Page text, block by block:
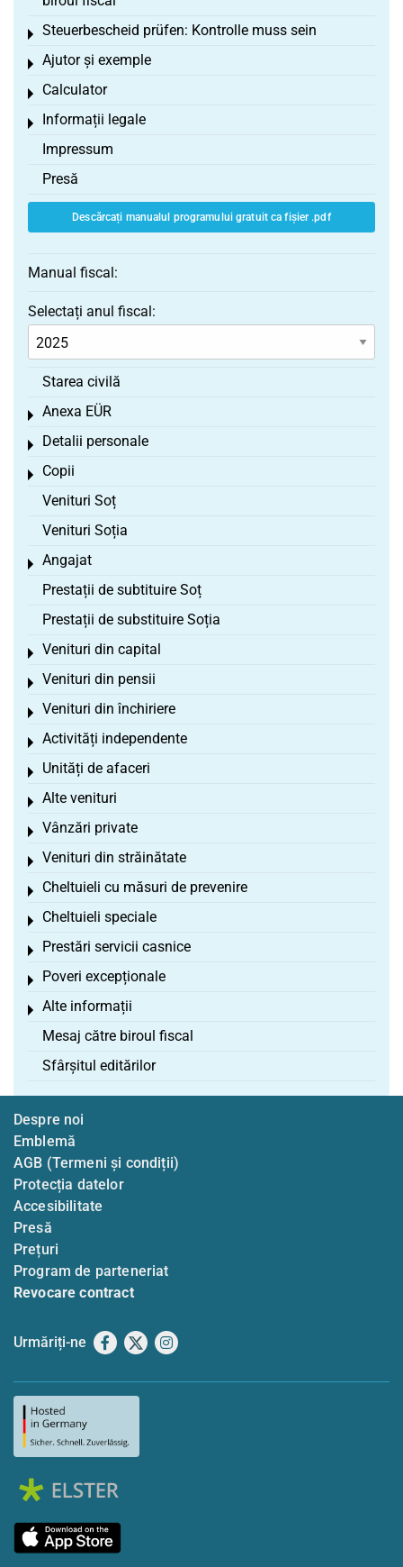
Steuerbescheid prüfen: Kontrolle muss sein
Toggle menu
Ajutor și exemple
Toggle menu
Calculator
Toggle menu
Informații legale
Toggle menu
Impressum
Presă
Descărcați manualul programului gratuit ca fișier .pdf
Manual fiscal:
Selectați anul fiscal:
Starea civilă
Anexa EÜR
Toggle menu
Detalii personale
Toggle menu
Copii
Toggle menu
Venituri Soț
Venituri Soția
Angajat
Toggle menu
Prestații de subtituire Soț
Prestații de substituire Soția
Venituri din capital
Toggle menu
Venituri din pensii
Toggle menu
Venituri din închiriere
Toggle menu
Activități independente
Toggle menu
Unități de afaceri
Toggle menu
Alte venituri
Toggle menu
Vânzări private
Toggle menu
Venituri din străinătate
Toggle menu
Cheltuieli cu măsuri de prevenire
Toggle menu
Cheltuieli speciale
Toggle menu
Prestări servicii casnice
Toggle menu
Poveri excepționale
Toggle menu
Alte informații
Toggle menu
Mesaj către biroul fiscal
Sfârșitul editărilor
Despre noi
Emblemă
AGB (Termeni și condiții)
Protecția datelor
Accesibilitate
Presă
Prețuri
Program de parteneriat
Revocare contract
Urmăriți-ne Facebook
X Instagram